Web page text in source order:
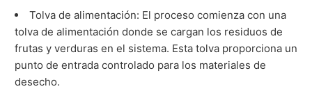
Tolva de alimentación: El proceso comienza con una
tolva de alimentación donde se cargan los residuos de
frutas y verduras en el sistema. Esta tolva proporciona un
punto de entrada controlado para los materiales de
desecho.